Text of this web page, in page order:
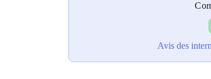
Avis des